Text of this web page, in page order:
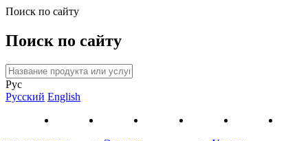
Поиск по сайту
Поиск по сайту
Рус
Русский English